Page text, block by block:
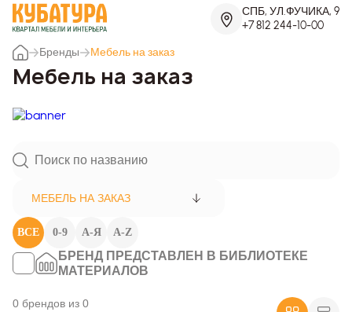
СПБ, УЛ.ФУЧИКА, 9
+7 812 244-10-00
Бренды
Мебель на заказ
Мебель на заказ
МЕБЕЛЬ НА ЗАКАЗ
ВСЕ 0-9 А-Я A-Z
БРЕНД ПРЕДСТАВЛЕН В БИБЛИОТЕКЕ
МАТЕРИАЛОВ
0 брендов из 0